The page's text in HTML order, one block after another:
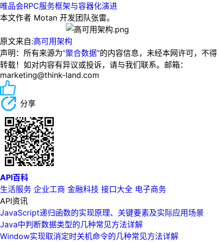
唯品会RPC服务框架与容器化演进
本文作者 Motan 开发团队张雷。
原文来自:高可用架构
声明：所有来源为“聚合数据”的内容信息，未经本网许可，不得
转载！如对内容有异议或投诉，请与我们联系。邮箱：
marketing@think-land.com
分享
API百科
生活服务 企业工商 金融科技 接口大全 电子商务
API资讯
JavaScript递归函数的实现原理、关键要素及实际应用场景
Java中判断数据类型的几种常见方法详解
Window实现取消定时关机命令的几种常见方法详解